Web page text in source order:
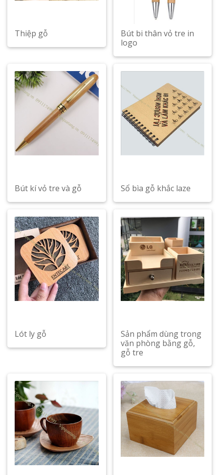
Thiệp gỗ
Bút bi thân vỏ tre in
logo
Bút kí vỏ tre và gỗ Sổ bìa gỗ khắc laze
Lót ly gỗ
Sản phẩm dùng trong
văn phòng bằng gỗ,
gỗ tre